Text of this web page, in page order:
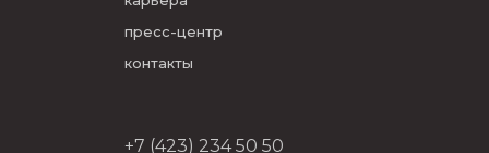
пресс-центр
контакты
+7 (423) 234 50 50